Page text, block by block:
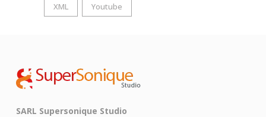
XML Youtube
SARL Supersonique Studio